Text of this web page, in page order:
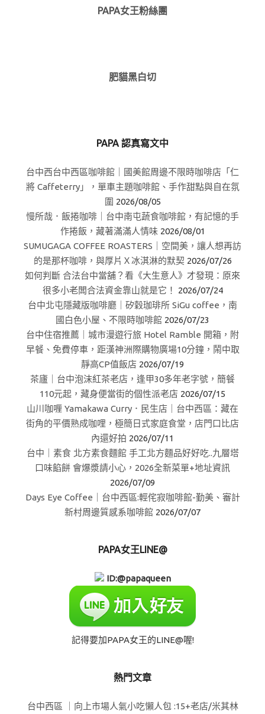
PAPA女王粉絲團
肥貓黑白切
PAPA 認真寫文中
台中西台中西區咖啡館｜國美館周邊不限時咖啡店「仁
將 Caffeterry」，單車主題咖啡館、手作甜點與自在氛
圍 2026/08/05
慢所哉．飯捲咖啡｜台中南屯蔬食咖啡館，有記憶的手
作捲飯，藏著滿滿人情味 2026/08/01
SUMUGAGA COFFEE ROASTERS｜空間美，讓人想再訪
的是那杯咖啡，與厚片Ｘ冰淇淋的默契 2026/07/26
如何判斷 合法台中當舖？看《大生意人》才發現：原來
很多小老闆合法資金靠山就是它！
2026/07/24
台中北屯隱藏版咖啡廳｜矽穀珈琲所 SiGu coffee，南
國白色小屋、不限時咖啡館 2026/07/23
台中住宿推薦｜城市漫遊行旅 Hotel Ramble 開箱，附
早餐、免費停車，距漢神洲際購物廣場10分鐘，鬧中取
靜高CP值飯店 2026/07/19
茶廬｜台中泡沫紅茶老店，逢甲30多年老字號，簡餐
110元起，藏身便當街的個性派老店 2026/07/15
山川咖喱 Yamakawa Curry．民生店｜台中西區：藏在
街角的平價熟成咖哩，極簡日式家庭食堂，店門口比店
內還好拍 2026/07/11
台中｜素食 北方素食麵館 手工北方麵品好好吃..九層塔
口味餡餅 會爆漿請小心，2026全新菜單+地址資訊
2026/07/09
Days Eye Coffee｜台中西區:輕侘寂咖啡館-勤美、審計
新村周邊質感系咖啡館 2026/07/07
PAPA女王LINE@
ID:@papaqueen
記得要加PAPA女王的LINE@喔!
熱門文章
台中西區 ｜向上市場人氣小吃懶人包 :15+老店/米其林